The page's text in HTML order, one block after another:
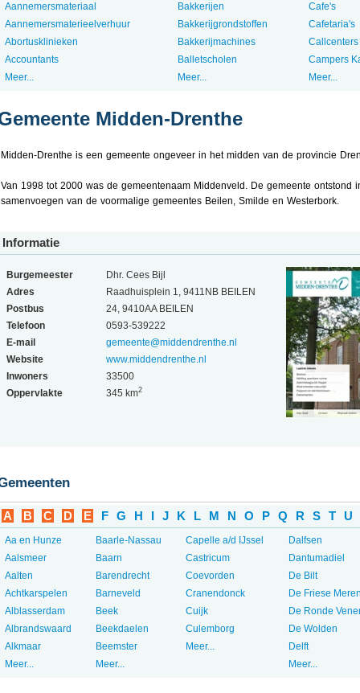
Aannemersmateriaal
Aannemersmaterieelverhuur
Abortusklinieken
Accountants
Meer...
Bakkerijen
Bakkerijgrondstoffen
Bakkerijmachines
Balletscholen
Meer...
Cafe's
Cafetaria's
Callcenters
Campers
Meer...
Midden-Drenthe
Midden-Drenthe is een gemeente ongeveer in het midden van de provincie
Van 1998 tot 2000 was de gemeentenaam Middenveld. De gemeente ontstond
samenvoegen van de voormalige gemeentes Beilen, Smilde en Westerbork.
Informatie
Burgemeester
Dhr. Cees Bijl
Adres
Raadhuisplein 1, 9411NB BEILEN
Postbus
24, 9410AA BEILEN
Telefoon
0593-539222
E-mail
gemeente@middendrenthe.nl
Website
www.middendrenthe.nl
Inwoners
33500
Oppervlakte
345 km2
A B C D E F G H I J K L M N O P Q R S T U
Aa en Hunze
Aalsmeer
Aalten
Achtkarspelen
Alblasserdam
Albrandswaard
Alkmaar
Meer...
Baarle-Nassau
Baarn
Barendrecht
Barneveld
Beek
Beekdaelen
Beemster
Meer...
Capelle a/d IJssel
Castricum
Coevorden
Cranendonck
Cuijk
Culemborg
Meer...
Dalfsen
Dantumadiel
De Bilt
De Friese
De Ronde
De Wolden
Delft
Meer...